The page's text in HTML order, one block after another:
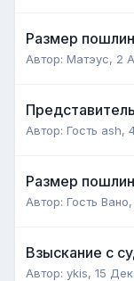
Размер
Автор: Матэус, 2
Автор: Гость ash,
Размер
Автор: Гость Вано,
Взыскание с
Автор: ykis, 15